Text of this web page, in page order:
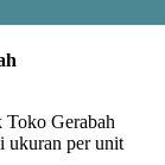
Gerabah
ukuran per unit